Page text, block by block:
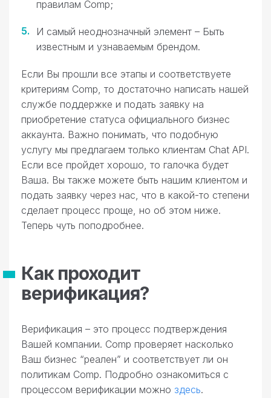
правилам Comp;
И самый неоднозначный элемент – Быть
известным и узнаваемым брендом.
Если Вы прошли все этапы и соответствуете
критериям Comp, то достаточно написать нашей
службе поддержке и подать заявку на
приобретение статуса официального бизнес
аккаунта. Важно понимать, что подобную
услугу мы предлагаем только клиентам Chat API.
Если все пройдет хорошо, то галочка будет
Ваша. Вы также можете быть нашим клиентом и
подать заявку через нас, что в какой-то степени
сделает процесс проще, но об этом ниже.
Теперь чуть поподробнее.
Как проходит
верификация?
Верификация – это процесс подтверждения
Вашей компании. Comp проверяет насколько
Ваш бизнес “реален” и соответствует ли он
политикам Comp. Подробно ознакомиться с
процессом верификации можно здесь.